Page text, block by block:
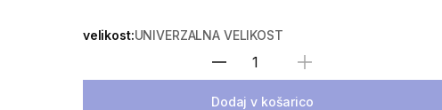
velikost:UNIVERZALNA VELIKOST
Izberite količino
Dodaj v košarico